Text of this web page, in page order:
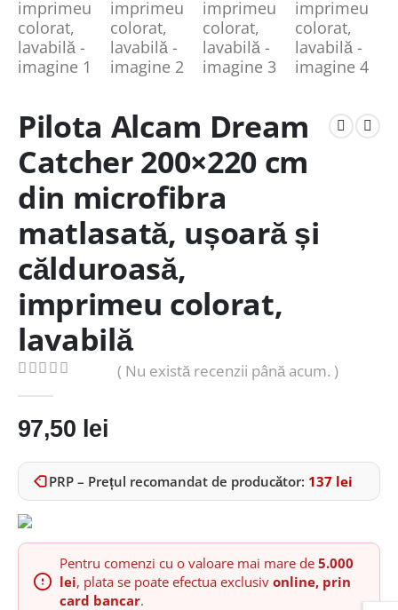
Pilota Alcam Dream
Catcher 200×220 cm
din microfibra
matlasată, ușoară și
călduroasă,
imprimeu colorat,
lavabilă
( Nu există recenzii până acum. )
97,50 lei
PRP – Prețul recomandat de producător: 137 lei
Pentru comenzi cu o valoare mai mare de 5.000
lei, plata se poate efectua exclusiv online, prin
card bancar.